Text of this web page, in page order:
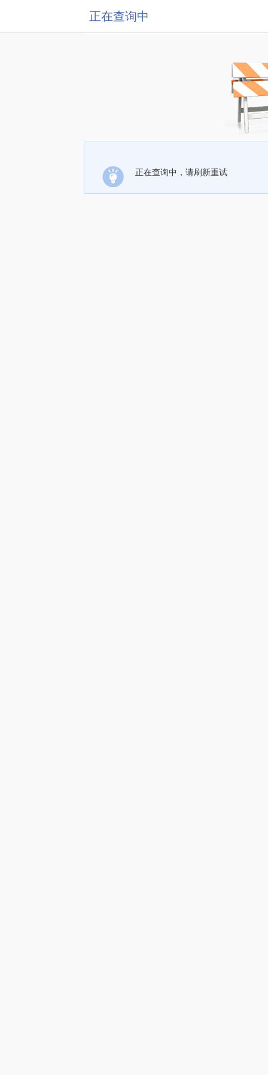
正在查询中
正在查询中，请刷新重试